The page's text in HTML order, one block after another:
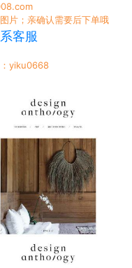
片；亲确认需要后下单哦
客服
：yiku0668